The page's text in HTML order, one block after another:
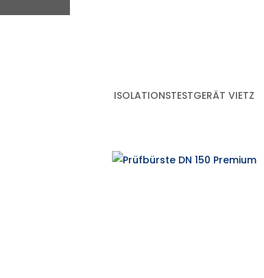
ISOLATIONSTESTGERÄT VIETZ